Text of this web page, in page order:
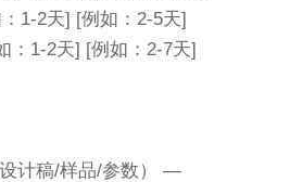
1-2天] [例如：2-5天]
：1-2天] [例如：2-7天]
计稿/样品/参数） —